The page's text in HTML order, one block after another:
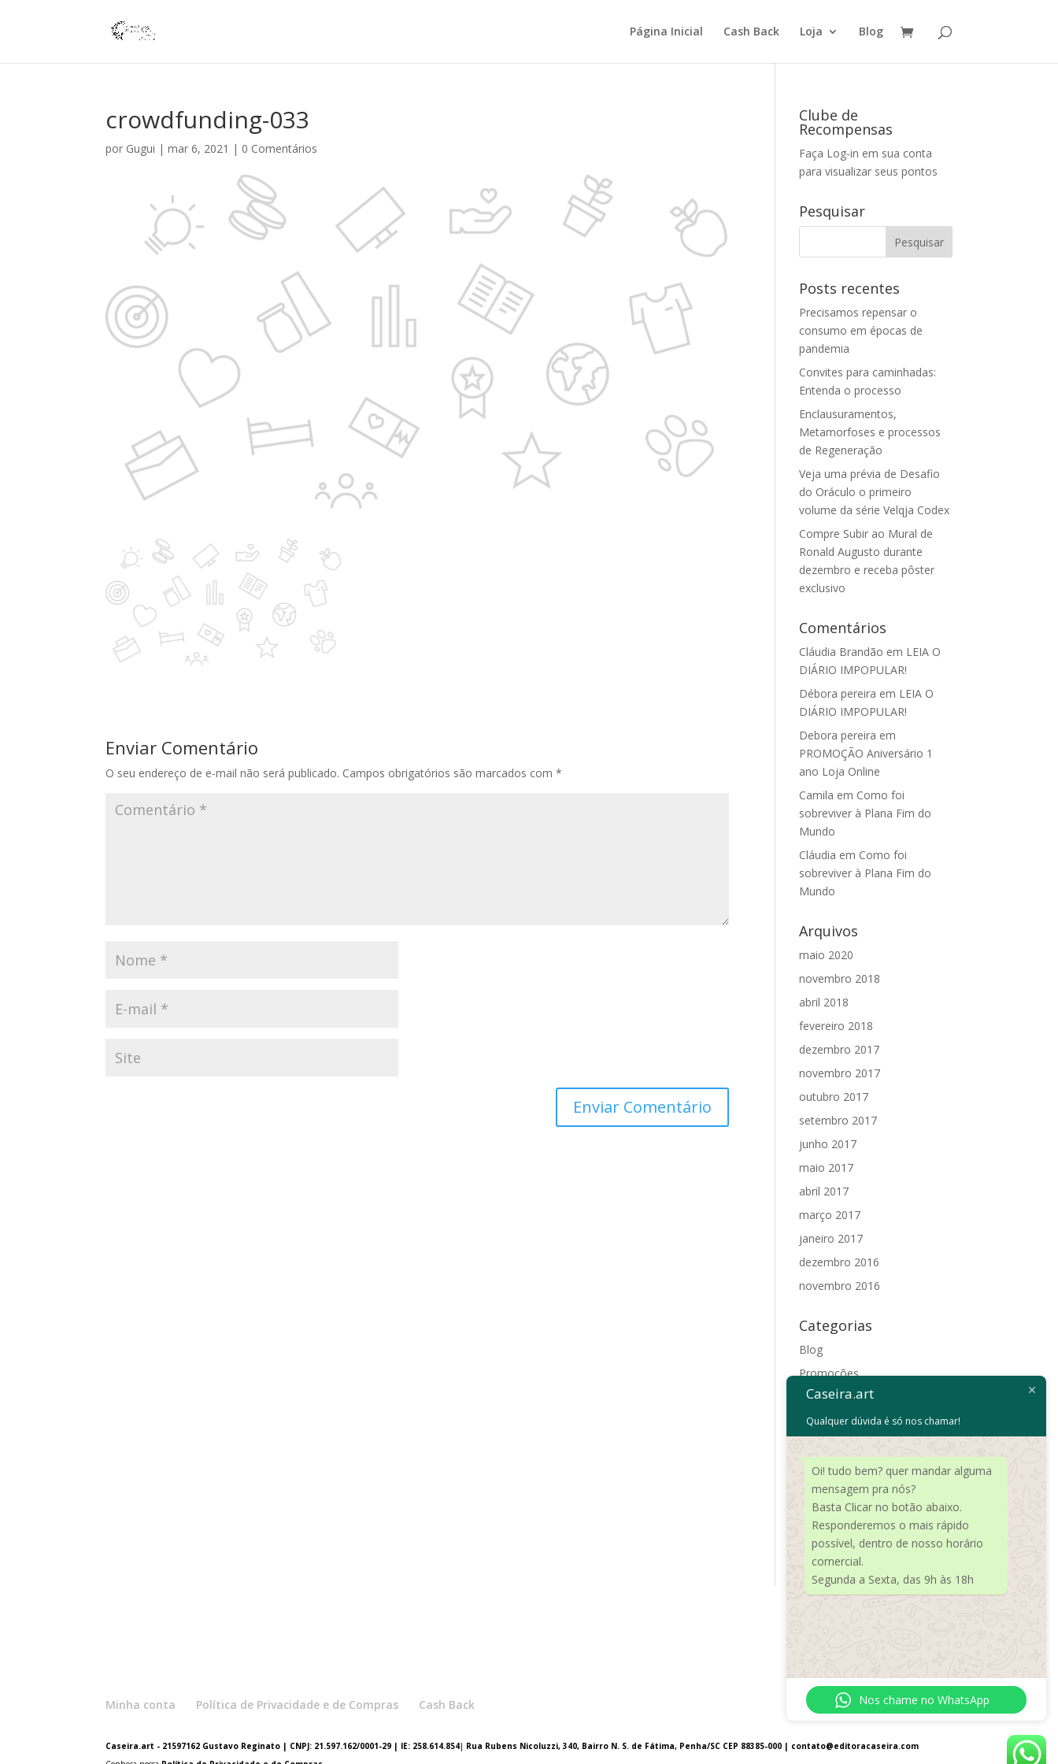
Página Inicial Cash Back Loja Blog
crowdfunding-033
por Gugui |mar 6, 2021 | 0 Comentários
Enviar Comentário
O seu endereço de e-mail não será publicado. Campos obrigatórios são marcados com*
Clube de
Recompensas
Faça Log-in em sua conta
para visualizar seus pontos
Pesquisar
Posts recentes
Precisamos repensar o
consumo em épocas de
pandemia
Convites para caminhadas:
Entenda o processo
Enclausuramentos,
Metamorfoses e processos
de Regeneração
Veja uma prévia de Desafio
do Oráculo o primeiro
volume da série Velqja Codex
Compre Subir ao Mural de
Ronald Augusto durante
dezembro e receba pôster
exclusivo
Comentários
Cláudia Brandão em LEIA O
DIÁRIO IMPOPULAR!
Débora pereira em LEIA O
DIÁRIO IMPOPULAR!
Debora pereira em
PROMOÇÃO Aniversário 1
ano Loja Online
Camila em Como foi
sobreviver à Plana Fim do
Mundo
Cláudia em Como foi
sobreviver à Plana Fim do
Mundo
Arquivos
maio 2020
novembro 2018
abril 2018
fevereiro 2018
dezembro 2017
novembro 2017
outubro 2017
setembro 2017
junho 2017
maio 2017
abril 2017
março 2017
janeiro 2017
dezembro 2016
novembro 2016
Categorias
Blog
Promoções
Sem categoria
Meta
Acessar
Feed de posts
Feed de comentários
WordPress.org
Minha conta Política de Privacidade e de Compras Cash Back
Caseira.art - 21597162 Gustavo Reginato | CNPJ: 21.597.162/0001-29 | IE: 258.614.854| Rua Rubens Nicoluzzi, 340, Bairro N. S. de Fátima, Penha/SC CEP 88385-000 | contato@editoracaseira.com
Caseira.art
Qualquer dúvida é só nos chamar!
Oi! tudo bem? quer mandar alguma
mensagem pra nós?
Basta Clicar no botão abaixo.
Responderemos o mais rápido
possível, dentro de nosso horário
comercial.
Segunda a Sexta, das 9h às 18h
Nos chame no WhatsApp